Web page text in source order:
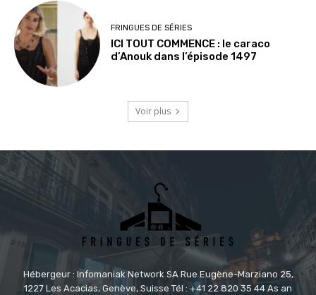
FRINGUES DE SÉRIES
ICI TOUT COMMENCE : le caraco
d’Anouk dans l’épisode 1497
Voir plus
Hébergeur : Infomaniak Network SA Rue Eugène-Marziano 25,
1227 Les Acacias, Genève, Suisse Tél : +41 22 820 35 44 As an